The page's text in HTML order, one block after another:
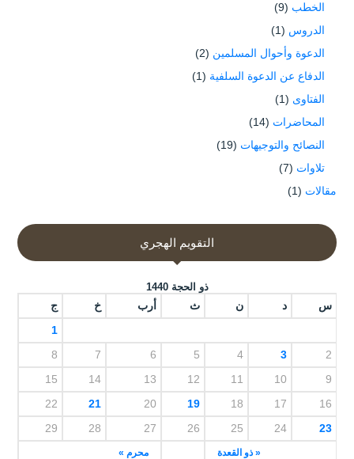
الخطب (9)
الدروس (1)
الدعوة وأحوال المسلمين (2)
الدفاع عن الدعوة السلفية (1)
الفتاوى (1)
المحاضرات (14)
النصائح والتوجيهات (19)
تلاوات (7)
مقالات (1)
التقويم الهجري
ذو الحجة 1440
س د ن ث أرب خ ج
« ذو القعدة محرم »
1
2
3
4
5
6
7
8
9
10
11
12
13
14
15
16
17
18
19
20
21
22
23
24
25
26
27
28
29